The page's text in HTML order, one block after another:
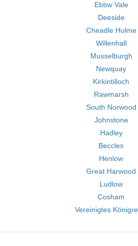
Ebbw Vale
Deeside
Cheadle Hulme
Willenhall
Musselburgh
Newquay
Kirkintilloch
Rawmarsh
South Norwood
Johnstone
Hadley
Beccles
Henlow
Great Harwood
Ludlow
Cosham
Vereinigtes